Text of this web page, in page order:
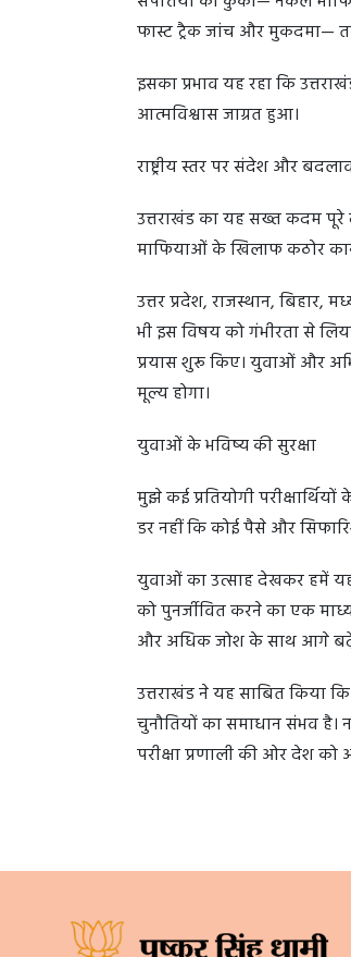
फास्ट ट्रैक जांच और मुकदमा—
इसका प्रभाव यह रहा कि
आत्मविश्वास जाग्रत हुआ।
राष्ट्रीय स्तर पर संदेश और
उत्तराखंड का यह सख्त कदम पूरे
माफियाओं के खिलाफ कठोर
उत्तर प्रदेश, राजस्थान,
भी इस विषय को गंभीरता से
प्रयास शुरू किए। युवाओं और
मूल्य होगा।
युवाओं के भविष्य की सुरक्षा
मुझे कई प्रतियोगी
डर नहीं कि कोई पैसे और
युवाओं का उत्साह देखकर हमें यह
को पुनर्जीवित करने का एक
और अधिक जोश के साथ आगे
उत्तराखंड ने यह साबित किया
चुनौतियों का समाधान संभव है।
परीक्षा प्रणाली की ओर देश को